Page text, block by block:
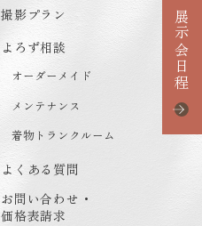
展示会日程
撮影プラン
よろず相談
オーダーメイド
メンテナンス
着物トランクルーム
よくある質問
お問い合わせ・
価格表請求